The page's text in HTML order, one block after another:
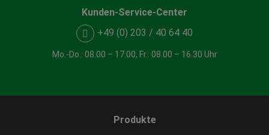
Kunden-Service-Center
+49 (0) 203 / 40 64 40
Mo.-Do.: 08.00 – 17.00, Fr.: 08.00 – 16.30 Uhr
Produkte